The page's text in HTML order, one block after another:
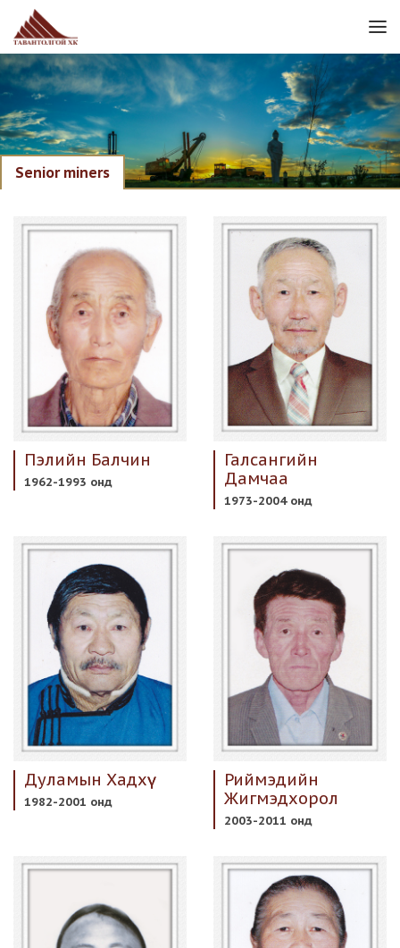
Senior miners
Пэлийн Балчин
1962-1993 онд
Галсангийн
Дамчаа
1973-2004 онд
Дуламын Хадхүү
1982-2001 онд
Риймэдийн
Жигмэдхорол
2003-2011 онд